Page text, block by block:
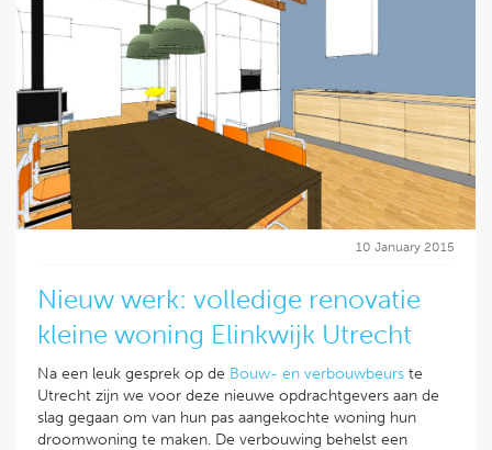
10 January 2015
Nieuw werk: volledige renovatie
kleine woning Elinkwijk Utrecht
Na een leuk gesprek op de Bouw- en verbouwbeurs te
Utrecht zijn we voor deze nieuwe opdrachtgevers aan de
slag gegaan om van hun pas aangekochte woning hun
droomwoning te maken. De verbouwing behelst een